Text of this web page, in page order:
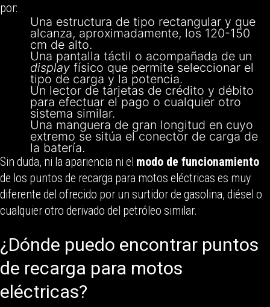
por:
Una estructura de tipo rectangular y que
alcanza, aproximadamente, los 120-150
cm de alto.
Una pantalla táctil o acompañada de un
display físico que permite seleccionar el
tipo de carga y la potencia.
Un lector de tarjetas de crédito y débito
para efectuar el pago o cualquier otro
sistema similar.
Una manguera de gran longitud en cuyo
extremo se sitúa el conector de carga de
la batería.
Sin duda, ni la apariencia ni el modo de funcionamiento
de los puntos de recarga para motos eléctricas es muy
diferente del ofrecido por un surtidor de gasolina, diésel o
cualquier otro derivado del petróleo similar.
¿Dónde puedo encontrar puntos
de recarga para motos
eléctricas?